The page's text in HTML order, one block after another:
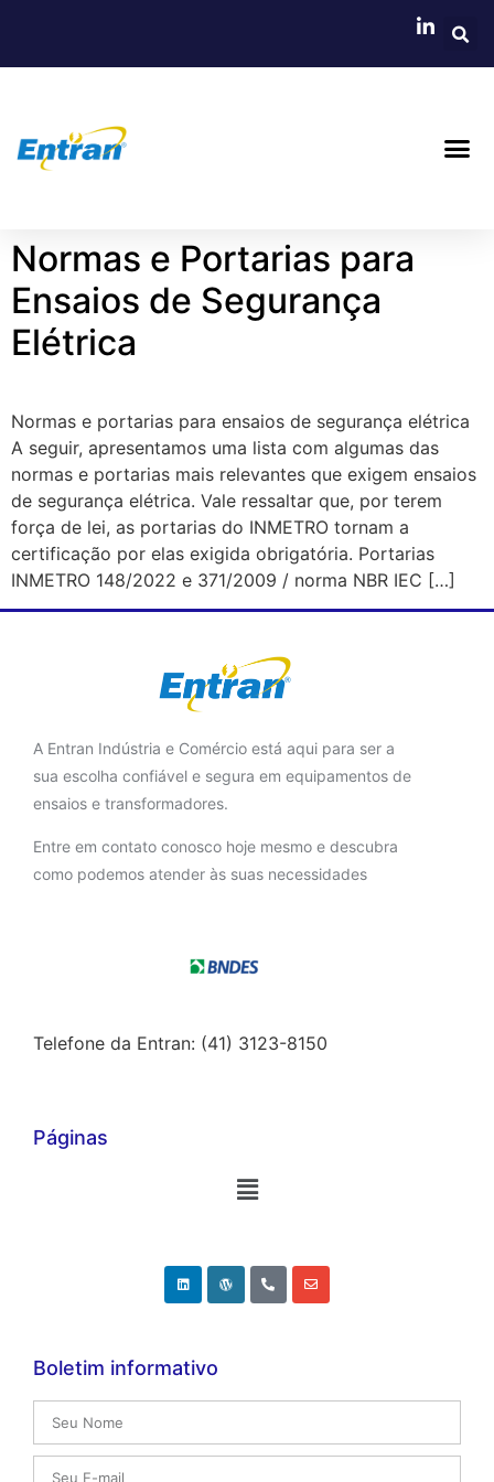
Normas e Portarias para
Ensaios de Segurança
Elétrica
Normas e portarias para ensaios de segurança elétrica
A seguir, apresentamos uma lista com algumas das
normas e portarias mais relevantes que exigem ensaios
de segurança elétrica. Vale ressaltar que, por terem
força de lei, as portarias do INMETRO tornam a
certificação por elas exigida obrigatória. Portarias
INMETRO 148/2022 e 371/2009 / norma NBR IEC […]
A Entran Indústria e Comércio está aqui para ser a
sua escolha confiável e segura em equipamentos de
ensaios e transformadores.
Entre em contato conosco hoje mesmo e descubra
como podemos atender às suas necessidades
Telefone da Entran: (41) 3123-8150
Páginas
Boletim informativo